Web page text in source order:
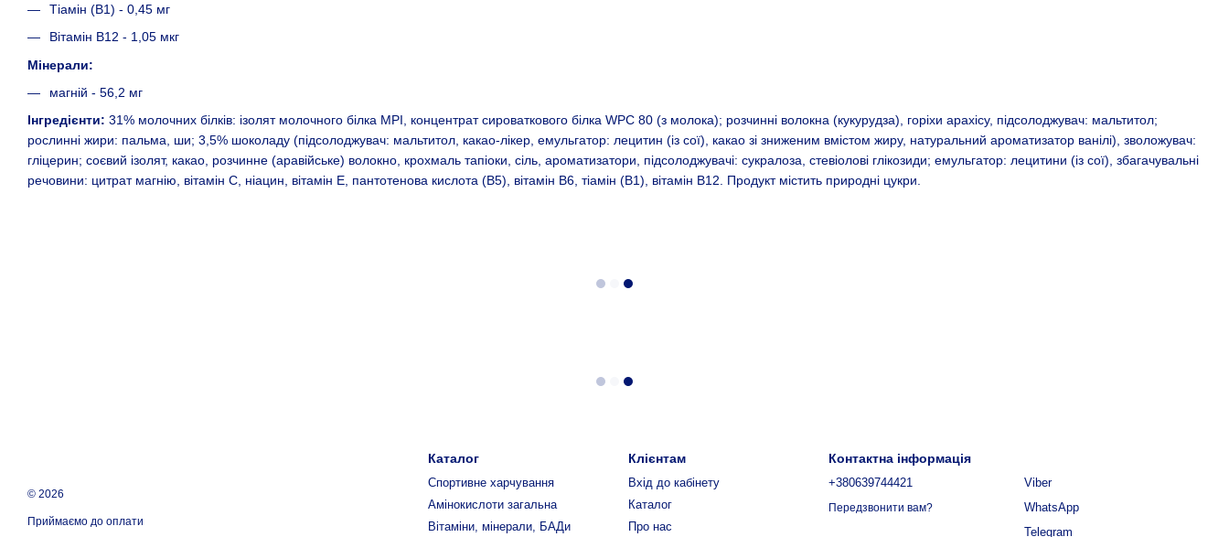
Тіамін (B1) - 0,45 мг
Вітамін B12 - 1,05 мкг
Мінерали:
магній - 56,2 мг
Інгредієнти: 31% молочних білків: ізолят молочного білка MPI, концентрат сироваткового білка WPC 80 (з молока); розчинні волокна (кукурудза), горіхи арахісу, підсолоджувач: мальтитол;
рослинні жири: пальма, ши; 3,5% шоколаду (підсолоджувач: мальтитол, какао-лікер, емульгатор: лецитин (із сої), какао зі зниженим вмістом жиру, натуральний ароматизатор ванілі), зволожувач:
гліцерин; соєвий ізолят, какао, розчинне (аравійське) волокно, крохмаль тапіоки, сіль, ароматизатори, підсолоджувачі: сукралоза, стевіолові глікозиди; емульгатор: лецитини (із сої), збагачувальні
речовини: цитрат магнію, вітамін С, ніацин, вітамін Е, пантотенова кислота (В5), вітамін В6, тіамін (В1), вітамін В12. Продукт містить природні цукри.
© 2026
Приймаємо до оплати
Каталог
Спортивне харчування
Амінокислоти загальна
Вітаміни, мінерали, БАДи
Клієнтам
Вхід до кабінету
Каталог
Про нас
Контактна інформація
+380639744421
Передзвонити вам?
Viber
WhatsApp
Telegram